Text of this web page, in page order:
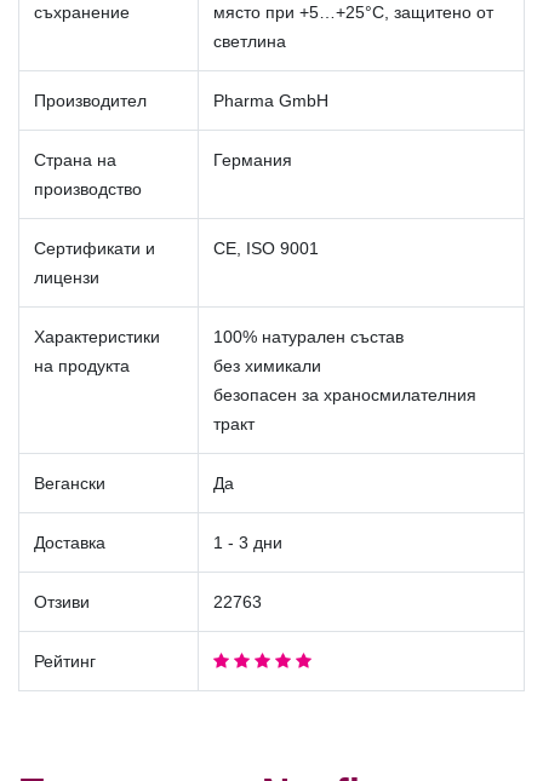
съхранение
място при +5…+25°C, защитено от
светлина
Производител Pharma GmbH
Страна на
производство
Германия
Сертификати и
лицензи
CE, ISO 9001
Характеристики
на продукта
100% натурален състав
без химикали
безопасен за храносмилателния
тракт
Вегански Да
Доставка 1 - 3 дни
Отзиви 22763
Рейтинг